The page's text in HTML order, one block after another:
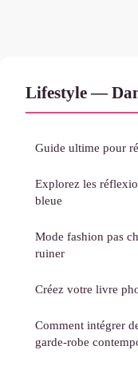
Lifestyle —
Guide ultime pour
Explorez les
bleue
Mode fashion pas
ruiner
Créez votre livre
Comment intégrer
garde-robe